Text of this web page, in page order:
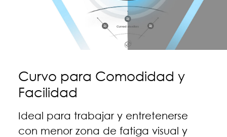
Curvo para Comodidad y
Facilidad
Ideal para trabajar y entretenerse
con menor zona de fatiga visual y